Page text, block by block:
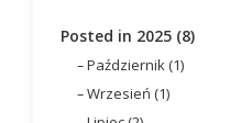
Posted in 2025 (8)
Październik (1)
Wrzesień (1)